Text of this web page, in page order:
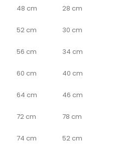
48 cm 28 cm
52 cm 30 cm
56 cm 34 cm
60 cm 40 cm
64 cm 46 cm
72 cm 78 cm
74 cm 52 cm